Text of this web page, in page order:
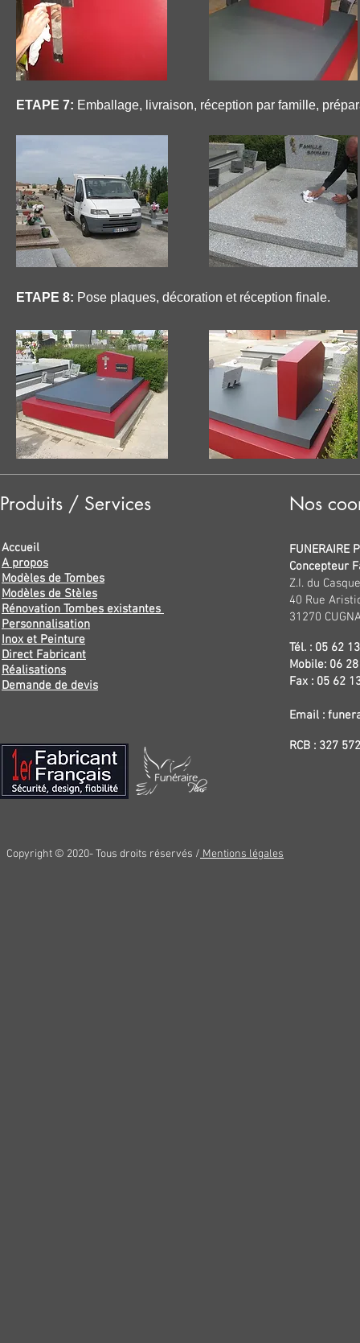
ETAPE 7: Emballage, livraison, réception par famille,
ETAPE 8: Pose plaques, décoration et réception finale.
Produits / Services
Accueil
A propos
Modèles de Tombes
Modèles de Stèles
Rénovation Tombes existantes
Personnalisation
Inox et Peinture
Direct Fabricant
Réalisations
Demande de devis
Nos
FUNERAIRE
Concepteur
Z.I. du Casque
40 Rue
31270
Tél. : 05 62
Mobile: 06
Fax : 05 62
Email :
RCB : 327
Copyright © 2020- Tous droits réservés / Mentions légales